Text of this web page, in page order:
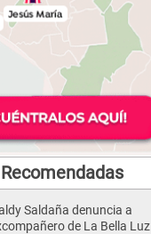
Saldaña denuncia a
de La Bella Luz